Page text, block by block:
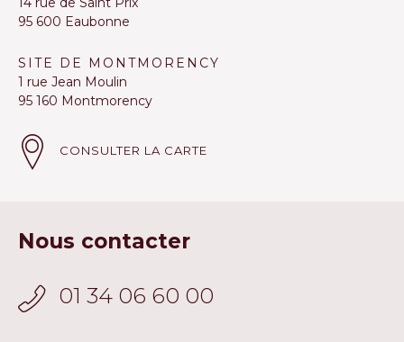
95 600 Eaubonne
SITE DE MONTMORENCY
1 rue Jean Moulin
95 160 Montmorency
CONSULTER LA CARTE
Nous contacter
01 34 06 60 00